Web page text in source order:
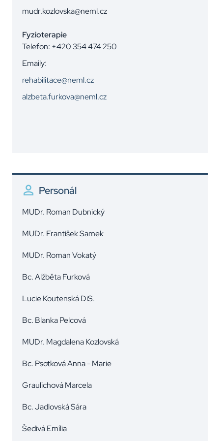
mudr.kozlovska@neml.cz
Fyzioterapie
Telefon: +420 354 474 250
Emaily:
rehabilitace@neml.cz
alzbeta.furkova@neml.cz
Personál
MUDr. Roman Dubnický
MUDr. František Samek
MUDr. Roman Vokatý
Bc. Alžběta Furková
Lucie Koutenská DiS.
Bc. Blanka Pelcová
MUDr. Magdalena Kozlovská
Bc. Psotková Anna - Marie
Graulichová Marcela
Bc. Jadlovská Sára
Šedivá Emília